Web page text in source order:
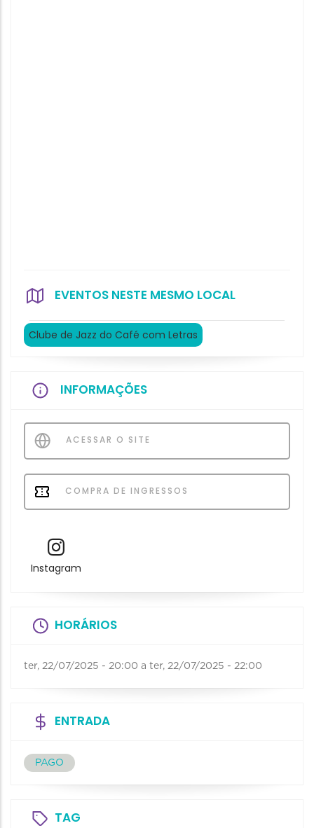
EVENTOS NESTE MESMO LOCAL
Clube de Jazz do Café com Letras
INFORMAÇÕES
ACESSAR O SITE
COMPRA DE INGRESSOS
Instagram
HORÁRIOS
ter, 22/07/2025 - 20:00 a ter, 22/07/2025 - 22:00
ENTRADA
PAGO
TAG